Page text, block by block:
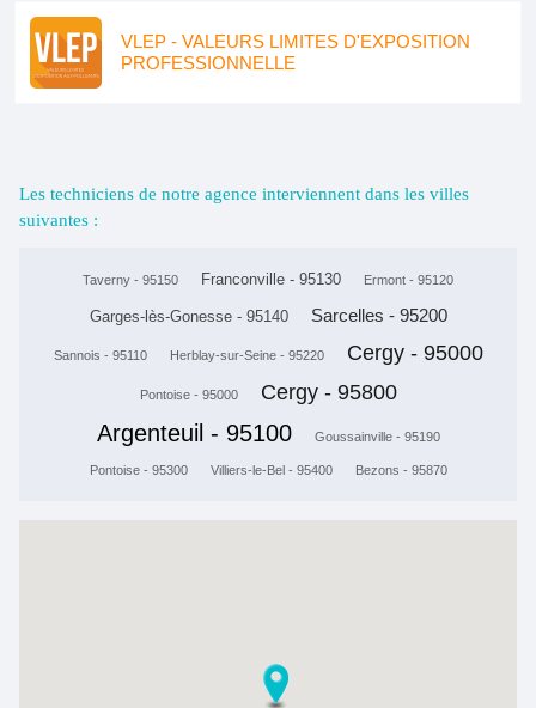
VLEP - VALEURS LIMITES D'EXPOSITION
PROFESSIONNELLE
Les techniciens de notre agence interviennent dans les villes
suivantes :
Taverny - 95150 Franconville - 95130 Ermont - 95120
Garges-lès-Gonesse - 95140 Sarcelles - 95200
Sannois - 95110 Herblay-sur-Seine - 95220 Cergy - 95000
Pontoise - 95000 Cergy - 95800
Argenteuil - 95100 Goussainville - 95190
Pontoise - 95300 Villiers-le-Bel - 95400 Bezons - 95870